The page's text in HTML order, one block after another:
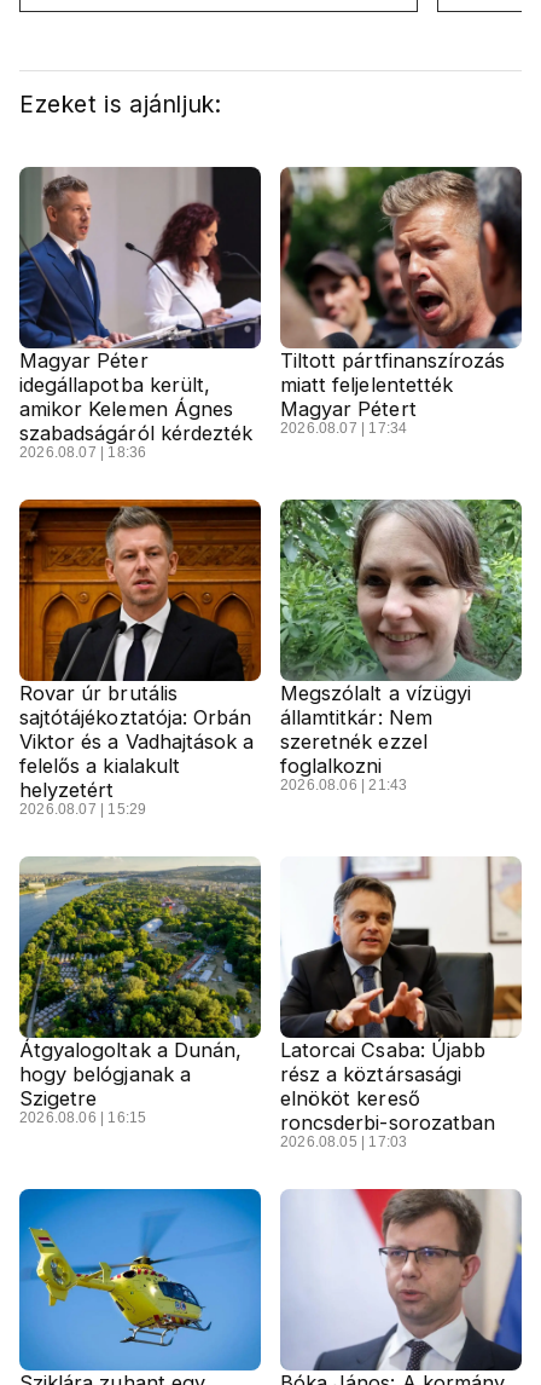
államfőt a Tisza-frakció
felelős a
Ezeket is ajánljuk:
Magyar Péter
idegállapotba került,
amikor Kelemen Ágnes
szabadságáról kérdezték
2026.08.07 | 18:36
Tiltott pártfinanszírozás
miatt feljelentették
Magyar Pétert
2026.08.07 | 17:34
Rovar úr brutális
sajtótájékoztatója: Orbán
Viktor és a Vadhajtások a
felelős a kialakult
helyzetért
2026.08.07 | 15:29
Megszólalt a vízügyi
államtitkár: Nem
szeretnék ezzel
foglalkozni
2026.08.06 | 21:43
Átgyalogoltak a Dunán,
hogy belógjanak a
Szigetre
2026.08.06 | 16:15
Latorcai Csaba: Újabb
rész a köztársasági
elnököt kereső
roncsderbi-sorozatban
2026.08.05 | 17:03